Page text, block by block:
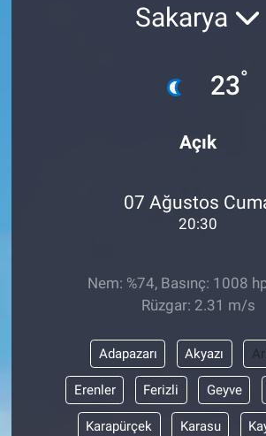
Sakarya
23°
Açık
07 Ağustos
20:30
Nem: %74, Basınç: 1008
Rüzgar: 2.31 m/s
Adapazarı Akyazı
Erenler Ferizli Geyve
Karapürçek Karasu